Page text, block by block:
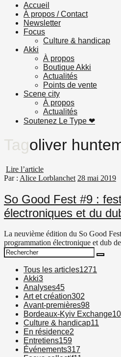
Accueil
À propos / Contact
Newsletter
Focus
Culture & handicap
Akki
À propos
Boutique Akki
Actualités
Points de vente
Scene city
À propos
Actualités
Soutenez Le Type ❤︎
Tagoliver
Lire l’article
Par : Alice Lorblanchet 28 mai 2019
So Good Fest #9 :
électroniques et du
La neuvième édition du So Good
programmation électronique et dub
Search
for:
Search
Tous les articles1271
Akki3
Analyses45
Art et création302
Avant-premières98
Bordeaux-Kyiv Exchange10
Culture & handicap11
En résidence2
Entretiens159
Événements317